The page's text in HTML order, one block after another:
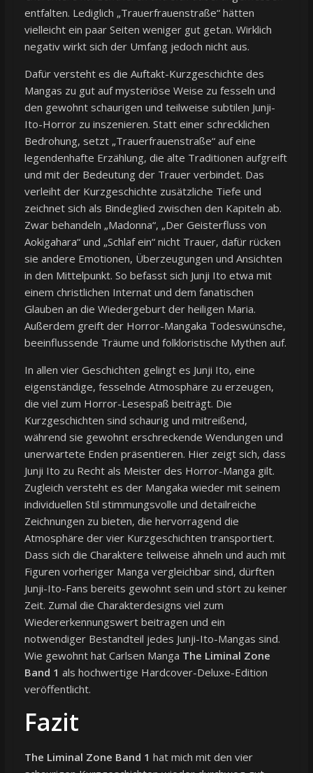
entfalten. Lediglich „Trauerfrauenstraße“ hätten
vielleicht ein paar Seiten weniger gut getan. Wirklich
negativ wirkt sich der Umfang jedoch nicht aus.
Dafür versteht es die Auftakt-Kurzgeschichte des
Mangas zu gut auf mysteriöse Weise zu fesseln und
den gewohnt schaurigen und teilweise subtilen Junji-
Ito-Horror zu inszenieren. Statt einer schrecklichen
Bedrohung, setzt „Trauerfrauenstraße“ auf eine
legendenhafte Erzählung, die alte Traditionen aufgreift
und mit der Bedeutung der Trauer verbindet. Das
verleiht der Kurzgeschichte zusätzliche Tiefe und
zeichnet sich als Bindeglied zwischen den Kapiteln ab.
Zwar behandeln „Madonna“, „Der Geisterfluss von
Aokigahara“ und „Schlaf ein“ nicht Trauer, dafür rücken
sie andere Emotionen, Überzeugungen und Ansichten
in den Mittelpunkt. So befasst sich Junji Ito etwa mit
einem christlichen Internat und dem fanatischen
Glauben an die Wiedergeburt der heiligen Maria.
Außerdem greift der Horror-Mangaka Todeswünsche,
beeinflussende Träume und folkloristische Mythen auf.
In allen vier Geschichten gelingt es Junji Ito, eine
eigenständige, fesselnde Atmosphäre zu erzeugen,
die viel zum Horror-Lesespaß beiträgt. Die
Kurzgeschichten sind schaurig und mitreißend,
während sie gewohnt erschreckende Wendungen und
unerwartete Enden präsentieren. Hier zeigt sich, dass
Junji Ito zu Recht als Meister des Horror-Manga gilt.
Zugleich versteht es der Mangaka wieder mit seinem
individuellen Stil stimmungsvolle und detailreiche
Zeichnungen zu bieten, die hervorragend die
Atmosphäre der vier Kurzgeschichten transportiert.
Dass sich die Charaktere teilweise ähneln und auch mit
Figuren vorheriger Manga vergleichbar sind, dürften
Junji-Ito-Fans bereits gewohnt sein und stört zu keiner
Zeit. Zumal die Charakterdesigns viel zum
Wiedererkennungswert beitragen und ein
notwendiger Bestandteil jedes Junji-Ito-Mangas sind.
Wie gewohnt hat Carlsen Manga The Liminal Zone
Band 1 als hochwertige Hardcover-Deluxe-Edition
veröffentlicht.
Fazit
The Liminal Zone Band 1 hat mich mit den vier